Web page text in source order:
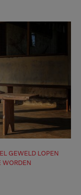
GEWELD LOPEN
WORDEN